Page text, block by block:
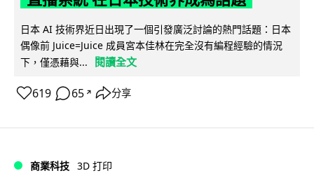
日本 AI 技術界近日出現了一個引發廣泛討論的熱門話題：日本
偶像前 Juice=Juice 成員宮本佳林在完全沒有編程經驗的情況
下，僅憑藉與...
閱讀全文
619 65 ↗ 分享
商業科技 3D 打印